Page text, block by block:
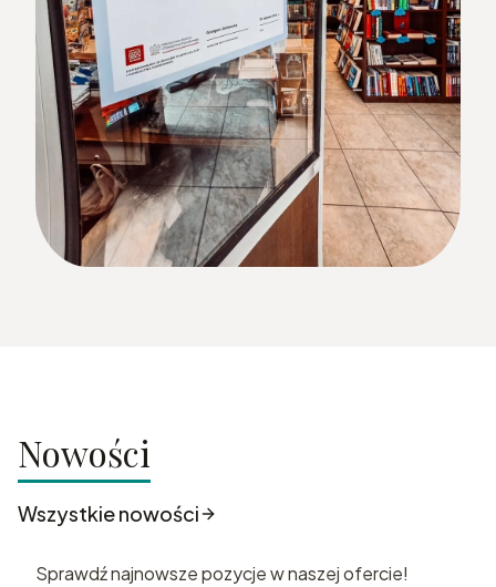
Nowości
Wszystkie nowości
Sprawdź najnowsze pozycje w naszej ofercie!